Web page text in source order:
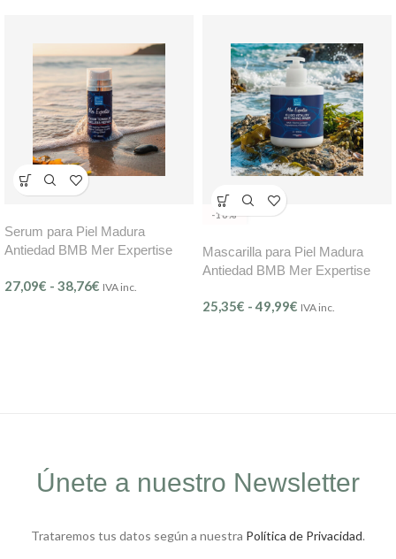
Serum para Piel Madura
Antiedad BMB Mer Expertise
27,09€ - 38,76€ IVA inc.
-16%
Mascarilla para Piel Madura
Antiedad BMB Mer Expertise
25,35€ - 49,99€ IVA inc.
Únete a nuestro Newsletter
Trataremos tus datos según a nuestra Política de Privacidad.